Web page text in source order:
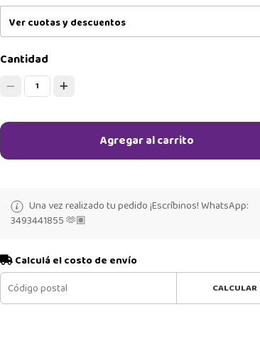
Ver cuotas y descuentos
Cantidad
1
Agregar al carrito
Una vez realizado tu pedido ¡Escríbinos! WhatsApp:
3493441855 🫶🏽
Calculá el costo de envío
CALCULAR